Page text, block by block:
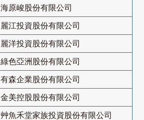
海原峻股份有限公司
麗江投資股份有限公司
麗洋投資股份有限公司
綠色亞洲股份有限公司
有森企業股份有限公司
金美控股股份有限公司
艸魚禾堂家族投資股份有限公司